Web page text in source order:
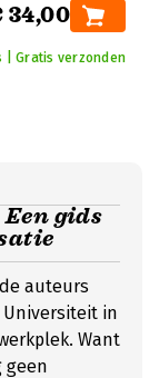
34,00
| Gratis verzonden
gids
auteurs
Universiteit in
Want
geen